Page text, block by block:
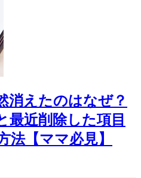
消えたのはなぜ？
最近削除した項目
法【ママ必見】